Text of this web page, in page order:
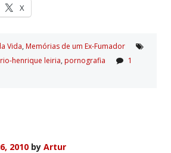
X
Vida, Memórias de um Ex-Fumador
henrique leiria, pornografia
1
2010 by Artur